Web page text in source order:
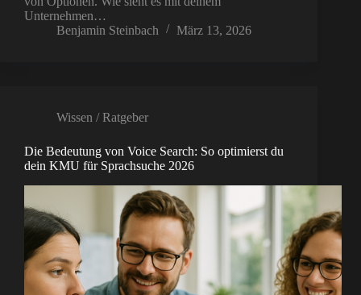
Unternehmen…
Benjamin Steinbach
März 13, 2026
Wissen / Ratgeber
Die Bedeutung von Voice Search: So optimierst du
dein KMU für Sprachsuche 2026